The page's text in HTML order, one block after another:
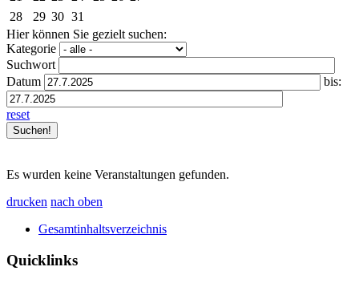
28
29 30 31
Hier können Sie gezielt suchen:
Kategorie
Suchwort
Datum
bis:
reset
Es wurden keine Veranstaltungen gefunden.
drucken nach oben
Gesamtinhaltsverzeichnis
Quicklinks